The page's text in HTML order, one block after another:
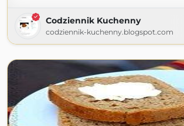
Codziennik Kuchenny
codziennik-kuchenny.blogspot.com